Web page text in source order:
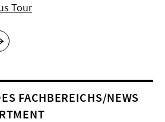
Tour
FACHBEREICHS/NEWS